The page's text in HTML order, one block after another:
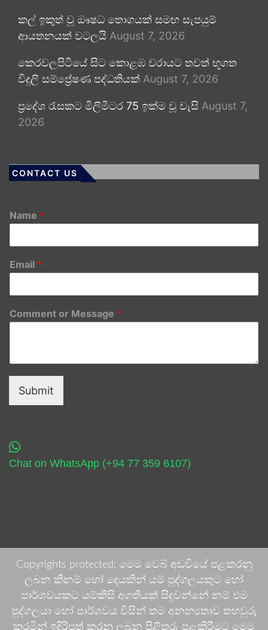
කල් ඉකුත් වූ ඖෂධ තොගයක් සමඟ සැපයුම්
ආයතනයක් වටලයි August 7, 2026
කෙරවලපිටියේ සිට කොළඹ වරායට තවත් භූගත
විදුලි සම්ප්‍රේෂණ පද්ධතියක් August 7, 2026
ප්‍රදේශ රැසකට මිලිමීටර 75 ඉක්ම වූ වැසි August 7,
2026
CONTACT US
Name *
Email *
Comment or Message *
Submit
Chat on WhatsApp (+94 77 359 6107)
Copyrights protected: මෙම වෙබ් අඩවියේ පළකරනු
ලබන කිනම් හෝ දෙයකින් යම් පුද්ගලයකුට හෝ
පාර්ශවයකට යම්කිසි අගතියක් සිදුවන්නේ නම් එම
පුද්ගලයා හෝ පාර්ශවය විසින් තම අනන්‍යතාව තහවුරු
කරමින් ඉදිරිපත් කරනු ලබන පිළිතුරු පළකිරීමට මෙම